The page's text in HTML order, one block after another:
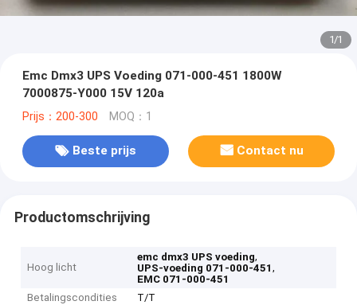
1/1
Emc Dmx3 UPS Voeding 071-000-451 1800W
7000875-Y000 15V 120a
Prijs：200-300 MOQ：1
Beste prijs Contact nu
Productomschrijving
Hoog licht
emc dmx3 UPS voeding,
UPS-voeding 071-000-451,
EMC 071-000-451
Betalingscondities
T/T